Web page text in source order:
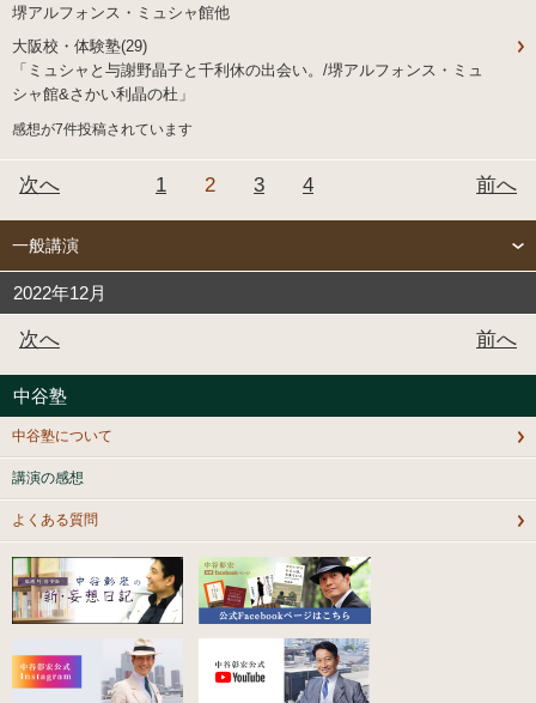
堺アルフォンス・ミュシャ館他
大阪校・体験塾(29)
「ミュシャと与謝野晶子と千利休の出会い。/堺アルフォンス・ミュ
シャ館&さかい利晶の杜」
感想が7件投稿されています
前へ
1 2 3 4
次へ
一般講演
2022年12月
前へ
次へ
中谷塾
中谷塾について
講演の感想
よくある質問